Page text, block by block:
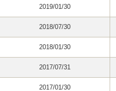
2019/01/30
2018/07/30
2018/01/30
2017/07/31
2017/01/30